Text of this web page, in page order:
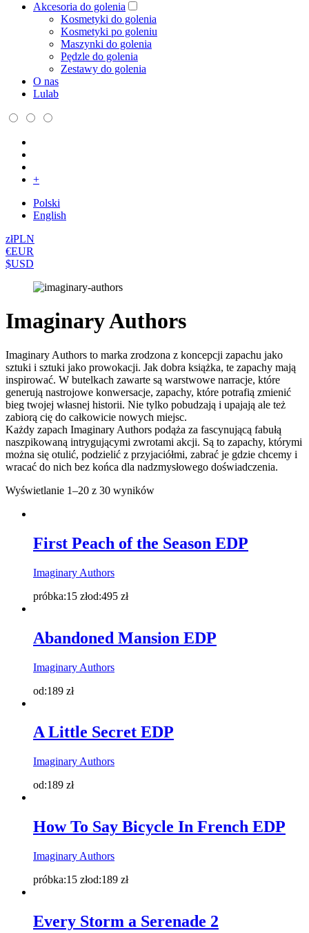
Akcesoria do golenia
Kosmetyki do golenia
Kosmetyki po goleniu
Maszynki do golenia
Pędzle do golenia
Zestawy do golenia
O nas
Lulab
+
Polski
English
złPLN
€EUR
$USD
Imaginary Authors
Imaginary Authors to marka zrodzona z koncepcji zapachu jako
sztuki i sztuki jako prowokacji. Jak dobra książka, te zapachy mają
inspirować. W butelkach zawarte są warstwowe narracje, które
generują nastrojowe konwersacje, zapachy, które potrafią zmienić
bieg twojej własnej historii. Nie tylko pobudzają i upajają ale też
zabiorą cię do całkowicie nowych miejsc.
Każdy zapach Imaginary Authors podąża za fascynującą fabułą
naszpikowaną intrygującymi zwrotami akcji. Są to zapachy, którymi
można się otulić, podzielić z przyjaciółmi, zabrać je gdzie chcemy i
wracać do nich bez końca dla nadzmysłowego doświadczenia.
Wyświetlanie 1–20 z 30 wyników
First Peach of the Season EDP
Imaginary Authors
próbka:15 złod:495 zł
Abandoned Mansion EDP
Imaginary Authors
od:189 zł
A Little Secret EDP
Imaginary Authors
od:189 zł
How To Say Bicycle In French EDP
Imaginary Authors
próbka:15 złod:189 zł
Every Storm a Serenade 2